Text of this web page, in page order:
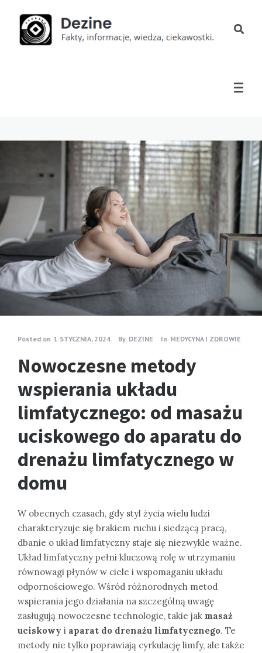
Posted on 1 STYCZNIA, 2024 By DEZINE In MEDYCYNA I ZDROWIE
Nowoczesne metody
wspierania układu
limfatycznego: od masażu
uciskowego do aparatu do
drenażu limfatycznego w
domu
W obecnych czasach, gdy styl życia wielu ludzi
charakteryzuje się brakiem ruchu i siedzącą pracą,
dbanie o układ limfatyczny staje się niezwykle ważne.
Układ limfatyczny pełni kluczową rolę w utrzymaniu
równowagi płynów w ciele i wspomaganiu układu
odpornościowego. Wśród różnorodnych metod
wspierania jego działania na szczególną uwagę
zasługują nowoczesne technologie, takie jak masaż
uciskowy i aparat do drenażu limfatycznego. Te
metody nie tylko poprawiają cyrkulację limfy, ale także